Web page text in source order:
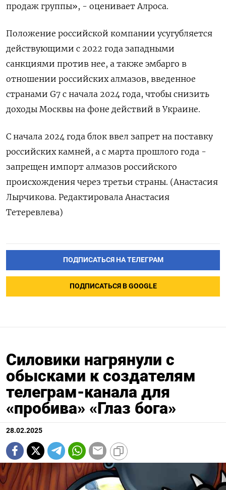
продаж группы», - оценивает Алроса.
Положение российской компании усугубляется
действующими с 2022 года западными
санкциями против нее, а также эмбарго в
отношении российских алмазов, введенное
странами G7 с начала 2024 года, чтобы снизить
доходы Москвы на фоне действий в Украине.
С начала 2024 года блок ввел запрет на поставку
российских камней, а с марта прошлого года -
запрещен импорт алмазов российского
происхождения через третьи страны. (Анастасия
Лырчикова. Редактировала Анастасия
Тетеревлева)
ПОДПИСАТЬСЯ НА ТЕЛЕГРАМ
ПОДПИСАТЬСЯ В GOOGLE
Силовики нагрянули с
обысками к создателям
телеграм-канала для
«пробива» «Глаз бога»
28.02.2025